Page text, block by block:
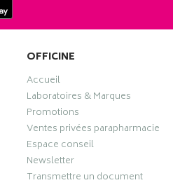
OFFICINE
Accueil
Laboratoires & Marques
Promotions
Ventes privées parapharmacie
Espace conseil
Newsletter
Transmettre un document